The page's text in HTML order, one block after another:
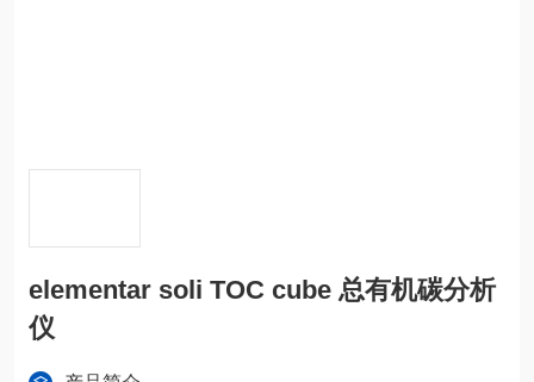
elementar soli TOC cube 总有机碳分析
仪